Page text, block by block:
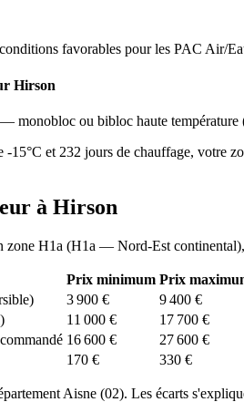
conditions favorables pour les PAC Air/
Hirson
— monobloc ou bibloc haute température
-15°C et 232 jours de chauffage, votre
à Hirson
zone H1a (H1a — Nord-Est continental
Prix minimum Prix
3 900 € 9 400 €
11 000 € 17 700 €
16 600 € 27 600 €
170 € 330 €
Aisne (02). Les écarts